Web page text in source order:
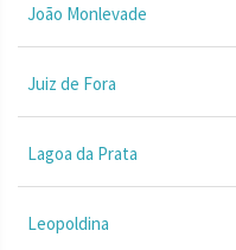
João Monlevade
Juiz de Fora
Lagoa da Prata
Leopoldina